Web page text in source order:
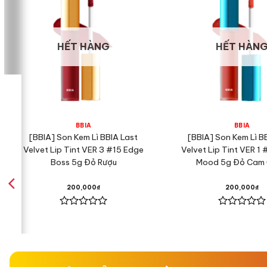
tổn thương. Kết hợp
phủ làn da bằng tone màu
– Adenosine: Thúc đẩy
– Tổ hợp 10 hoạt chất tự
CÔNG DỤNG
– Là cushion giúp che
HẾT HÀNG
BBIA
[BBIA] Son Kem Lì BBIA Last
Velvet Lip Tint VER 3 #15 Edge
Boss 5g Đỏ Rượu
200,000₫
5
HẾT
BBIA
[BBIA] Son Kem Lì
Velvet Lip Tint VER 1
Mood 5g Đỏ Cam
200,000₫
5